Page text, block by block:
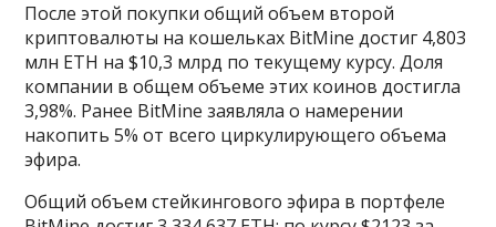
После этой покупки общий объем второй
криптовалюты на кошельках BitMine достиг 4,803
млн ETH на $10,3 млрд по текущему курсу. Доля
компании в общем объеме этих коинов достигла
3,98%. Ранее BitMine заявляла о намерении
накопить 5% от всего циркулирующего объема
эфира.
Общий объем стейкингового эфира в портфеле